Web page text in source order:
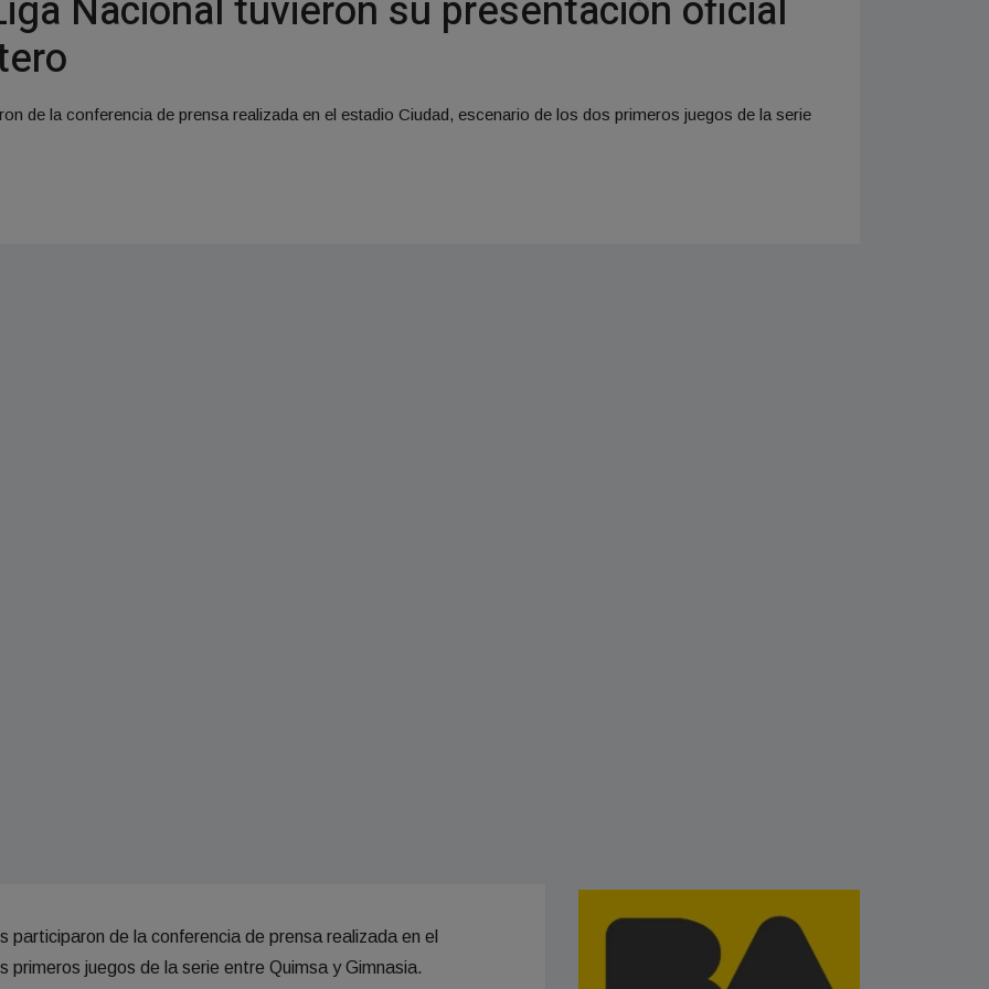
de la conferencia de prensa realizada en el estadio Ciudad, escenario de los dos primeros juegos de la serie
participaron de la conferencia de prensa realizada en el
primeros juegos de la serie entre Quimsa y Gimnasia.